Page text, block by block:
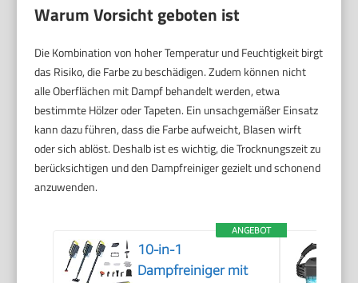
Warum Vorsicht geboten ist
Die Kombination von hoher Temperatur und Feuchtigkeit birgt
das Risiko, die Farbe zu beschädigen. Zudem können nicht
alle Oberflächen mit Dampf behandelt werden, etwa
bestimmte Hölzer oder Tapeten. Ein unsachgemäßer Einsatz
kann dazu führen, dass die Farbe aufweicht, Blasen wirft
oder sich ablöst. Deshalb ist es wichtig, die Trocknungszeit zu
berücksichtigen und den Dampfreiniger gezielt und schonend
anzuwenden.
ANGEBOT
10-in-1
Dampfreiniger mit